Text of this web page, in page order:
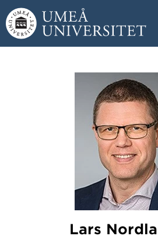
Hoppa direkt till innehållet
Lars